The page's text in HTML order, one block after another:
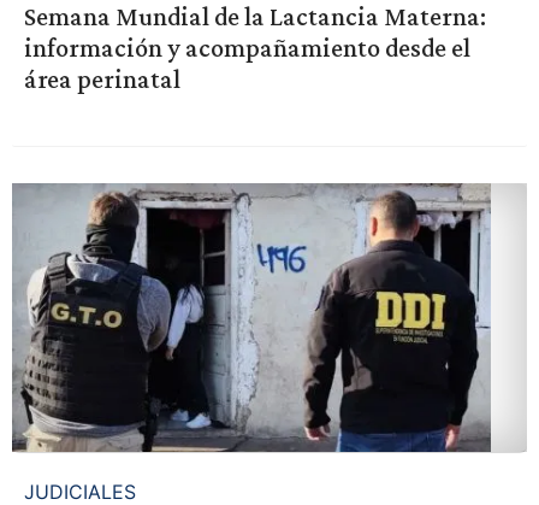
Semana Mundial de la Lactancia Materna:
información y acompañamiento desde el
área perinatal
JUDICIALES